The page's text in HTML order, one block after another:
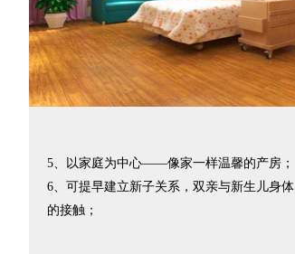
5、以家庭为中心——像家一样温馨的产房；
6、可提早建立新子关系，双亲与新生儿身体
的接触；